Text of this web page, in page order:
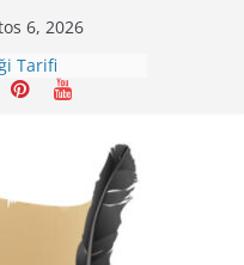
6, 2026
– Sivas
Tarifi
Tarifi